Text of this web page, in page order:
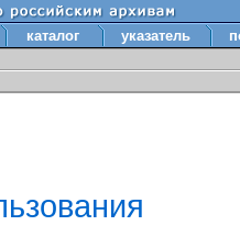
каталог указатель